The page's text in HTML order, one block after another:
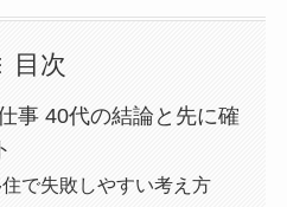
目次
事 40代の結論と先に確
で失敗しやすい考え方